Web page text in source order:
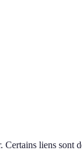
liens sont